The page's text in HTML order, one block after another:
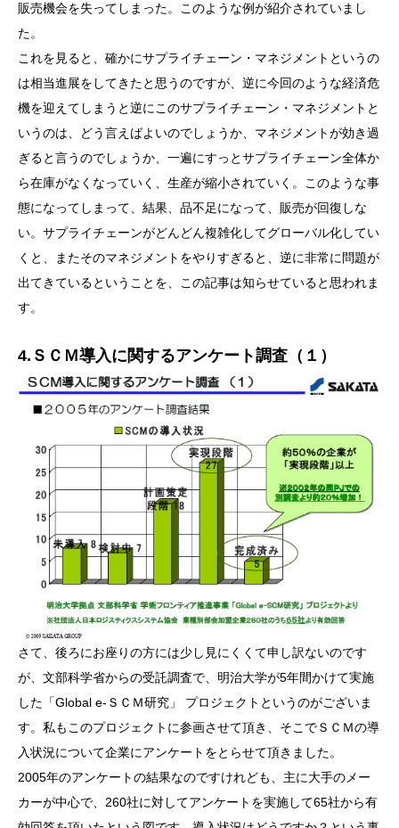
販売機会を失ってしまった。このような例が紹介されていまし
た。
これを見ると、確かにサプライチェーン・マネジメントというの
は相当進展をしてきたと思うのですが、逆に今回のような経済危
機を迎えてしまうと逆にこのサプライチェーン・マネジメントと
いうのは、どう言えばよいのでしょうか、マネジメントが効き過
ぎると言うのでしょうか、一遍にすっとサプライチェーン全体か
ら在庫がなくなっていく、生産が縮小されていく。このような事
態になってしまって、結果、品不足になって、販売が回復しな
い。サプライチェーンがどんどん複雑化してグローバル化してい
くと、またそのマネジメントをやりすぎると、逆に非常に問題が
出てきているということを、この記事は知らせていると思われま
す。
4.ＳＣＭ導入に関するアンケート調査（１）
さて、後ろにお座りの方には少し見にくくて申し訳ないのです
が、文部科学省からの受託調査で、明治大学が5年間かけて実施
した「Global e-ＳＣＭ研究」 プロジェクトというのがございま
す。私もこのプロジェクトに参画させて頂き、そこでＳＣＭの導
入状況について企業にアンケートをとらせて頂きました。
2005年のアンケートの結果なのですけれども、主に大手のメー
カーが中心で、260社に対してアンケートを実施して65社から有